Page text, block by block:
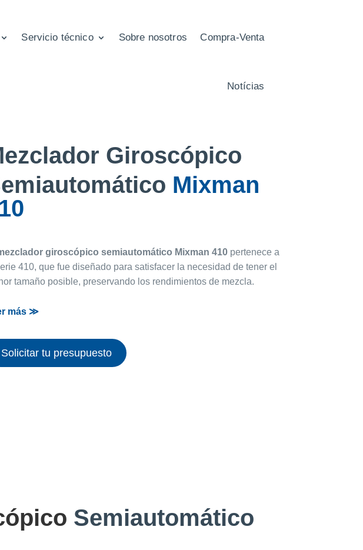
Servicio técnico Sobre nosotros Compra-Venta
Notícias
Giroscópico
Mixman
giroscópico semiautomático Mixman 410pertenece a
410, que fue diseñado para satisfacer la necesidad de tener el
tamaño posible, preservando los rendimientos de mezcla.
más ≫
Solicitar tu presupuesto
Semiautomático